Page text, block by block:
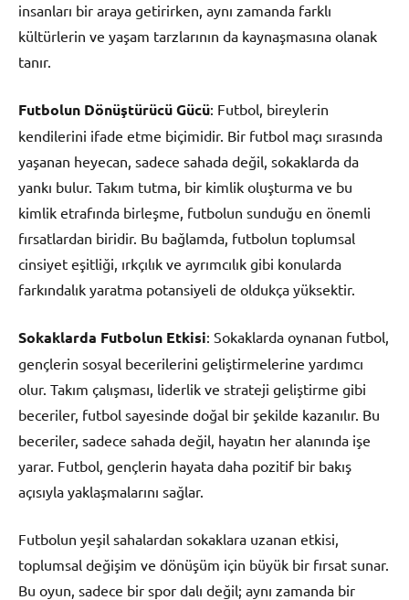
insanları bir araya getirirken, aynı zamanda farklı
kültürlerin ve yaşam tarzlarının da kaynaşmasına olanak
tanır.
Futbolun Dönüştürücü Gücü: Futbol, bireylerin
kendilerini ifade etme biçimidir. Bir futbol maçı sırasında
yaşanan heyecan, sadece sahada değil, sokaklarda da
yankı bulur. Takım tutma, bir kimlik oluşturma ve bu
kimlik etrafında birleşme, futbolun sunduğu en önemli
fırsatlardan biridir. Bu bağlamda, futbolun toplumsal
cinsiyet eşitliği, ırkçılık ve ayrımcılık gibi konularda
farkındalık yaratma potansiyeli de oldukça yüksektir.
Sokaklarda Futbolun Etkisi: Sokaklarda oynanan futbol,
gençlerin sosyal becerilerini geliştirmelerine yardımcı
olur. Takım çalışması, liderlik ve strateji geliştirme gibi
beceriler, futbol sayesinde doğal bir şekilde kazanılır. Bu
beceriler, sadece sahada değil, hayatın her alanında işe
yarar. Futbol, gençlerin hayata daha pozitif bir bakış
açısıyla yaklaşmalarını sağlar.
Futbolun yeşil sahalardan sokaklara uzanan etkisi,
toplumsal değişim ve dönüşüm için büyük bir fırsat sunar.
Bu oyun, sadece bir spor dalı değil; aynı zamanda bir